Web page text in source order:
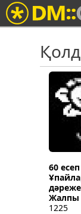
60
Жалпы
1225